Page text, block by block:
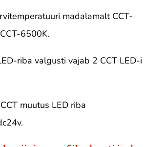
madalamalt CCT-
6500K.
riba valgusti vajab 2 CCT LED-i
muutus LED riba